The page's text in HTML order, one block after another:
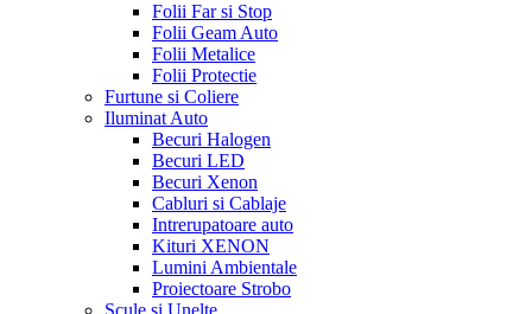
Folii Far si Stop
Folii Geam Auto
Folii Metalice
Folii Protectie
Furtune si Coliere
Iluminat Auto
Becuri Halogen
Becuri LED
Becuri Xenon
Cabluri si Cablaje
Intrerupatoare auto
Kituri XENON
Lumini Ambientale
Proiectoare Strobo
Scule si Unelte